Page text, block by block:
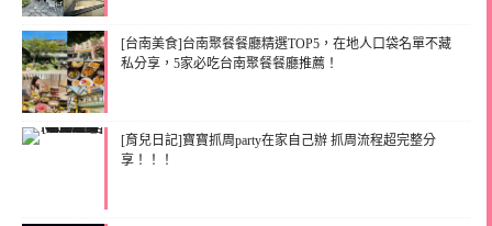
[台南美食]台南聚餐餐廳精選TOP5，在地人口袋名單不藏
私分享，5家必吃台南聚餐餐廳推薦！
[育兒日記]寶寶抓周party在家自己辦 抓周流程超完整分
享！！！